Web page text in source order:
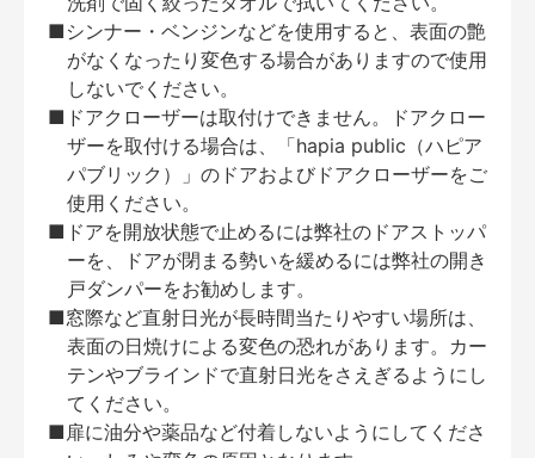
■シンナー・ベンジンなどを使用すると、表面の艶
がなくなったり変色する場合がありますので使用
しないでください。
■ドアクローザーは取付けできません。ドアクロー
ザーを取付ける場合は、「hapia public（ハピア
パブリック）」のドアおよびドアクローザーをご
使用ください。
■ドアを開放状態で止めるには弊社のドアストッパ
ーを、ドアが閉まる勢いを緩めるには弊社の開き
戸ダンパーをお勧めします。
■窓際など直射日光が長時間当たりやすい場所は、
表面の日焼けによる変色の恐れがあります。カー
テンやブラインドで直射日光をさえぎるようにし
てください。
■扉に油分や薬品など付着しないようにしてくださ